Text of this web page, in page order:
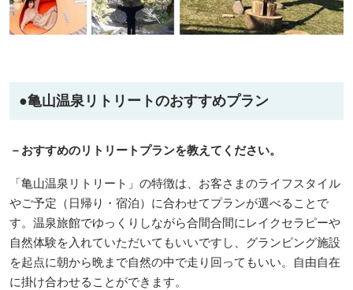
●亀山温泉リトリートのおすすめプラン
－ おすすめのリトリートプランを教えてください。
「亀山温泉リトリート」の特徴は、お客さまのライフスタイル
やご予定（日帰り・宿泊）に合わせてプランが選べることで
す。温泉旅館でゆっくりしながら合間合間にレイクセラピーや
自然体験を入れていただいてもいいですし、グランピング施設
を起点に朝から晩まで自然の中で走り回ってもいい。自由自在
に掛け合わせることができます。